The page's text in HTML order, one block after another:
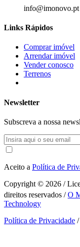
info@imonovo.pt
Links Rápidos
Comprar imóvel
Arrendar imóvel
Vender conosco
Terrenos
Newsletter
Subscreva a nossa
Aceito a Política de
Copyright © 2026 /
direitos reservados /O
Technology
Política de Privacidade /